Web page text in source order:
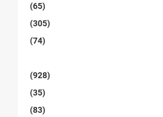
(65)
(305)
(74)
(928)
(35)
(83)